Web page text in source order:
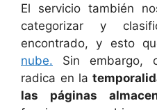
El servicio también
categorizar y
encontrado, y esto
nube. Sin embargo,
radica en la
las páginas